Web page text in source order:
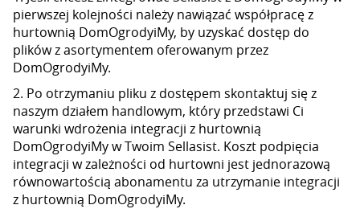
pierwszej kolejności należy nawiązać współpracę z
hurtownią DomOgrodyiMy, by uzyskać dostęp do
plików z asortymentem oferowanym przez
DomOgrodyiMy.
2. Po otrzymaniu pliku z dostępem skontaktuj się z
naszym działem handlowym, który przedstawi Ci
warunki wdrożenia integracji z hurtownią
DomOgrodyiMy w Twoim Sellasist. Koszt podpięcia
integracji w zależności od hurtowni jest jednorazową
równowartością abonamentu za utrzymanie integracji
z hurtownią DomOgrodyiMy.